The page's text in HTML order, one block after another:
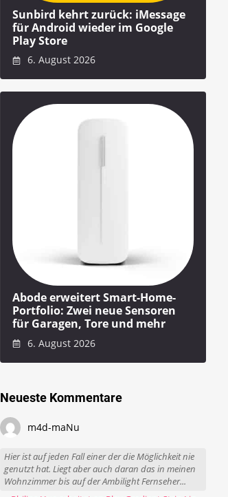
Sunbird kehrt zurück: iMessage
für Android wieder im Google
Play Store
6. August 2026
Abode erweitert Smart-Home-
Portfolio: Zwei neue Sensoren
für Garagen, Tore und mehr
6. August 2026
Neueste Kommentare
m4d-maNu
Hier ist auf jeden Fall einer der die Möglichkeit nie
genutzt hat. Liegt aber auch daran das in meinen
Wohnzimmer bis auf der Ambilight Fernseher...